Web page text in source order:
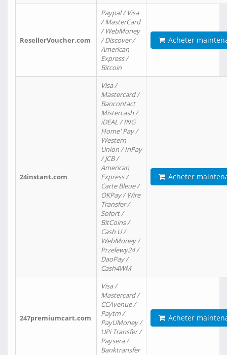
ResellerVoucher.com
Paypal / Visa
/ MasterCard
/ WebMoney
/ Discover /
American
Express /
Bitcoin
Acheter
24instant.com
Visa /
Mastercard /
Bancontact
Mistercash /
iDEAL / ING
Home' Pay /
Western
Union / InPay
/ JCB /
American
Express /
Carte Bleue /
OKPay / Wire
Transfer /
Sofort /
BitCoins /
Cash U /
WebMoney /
Przelewy24 /
DaoPay /
Cash4WM
Acheter
247premiumcart.com
Visa /
Mastercard /
CCAvenue /
Paytm /
PayUMoney /
UPi Transfer /
Paysera /
Banktransfer
Acheter